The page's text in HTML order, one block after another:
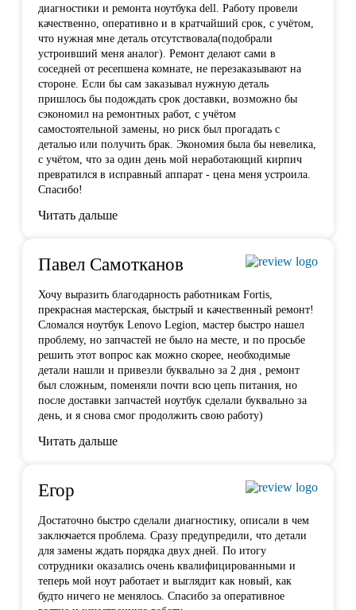
диагностики и ремонта ноутбука dell. Работу провели
качественно, оперативно и в кратчайший срок, с учётом,
что нужная мне деталь отсутствовала(подобрали
устроивший меня аналог). Ремонт делают сами в
соседней от ресепшена комнате, не перезаказывают на
стороне. Если бы сам заказывал нужную деталь
пришлось бы подождать срок доставки, возможно бы
сэкономил на ремонтных работ, с учётом
самостоятельной замены, но риск был прогадать с
деталью или получить брак. Экономия была бы невелика,
с учётом, что за один день мой неработающий кирпич
превратился в исправный аппарат - цена меня устроила.
Спасибо!
Читать дальше
Павел Самотканов
Хочу выразить благодарность работникам Fortis,
прекрасная мастерская, быстрый и качественный ремонт!
Сломался ноутбук Lenovo Legion, мастер быстро нашел
проблему, но запчастей не было на месте, и по просьбе
решить этот вопрос как можно скорее, необходимые
детали нашли и привезли буквально за 2 дня , ремонт
был сложным, поменяли почти всю цепь питания, но
после доставки запчастей ноутбук сделали буквально за
день, и я снова смог продолжить свою работу)
Читать дальше
Егор
Достаточно быстро сделали диагностику, описали в чем
заключается проблема. Сразу предупредили, что детали
для замены ждать порядка двух дней. По итогу
сотрудники оказались очень квалифицированными и
теперь мой ноут работает и выглядит как новый, как
будто ничего не менялось. Спасибо за оперативное